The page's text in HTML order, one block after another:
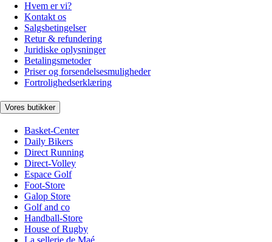
Hvem er vi?
Kontakt os
Salgsbetingelser
Retur & refundering
Juridiske oplysninger
Betalingsmetoder
Priser og forsendelsesmuligheder
Fortrolighedserklæring
Vores butikker
Basket-Center
Daily Bikers
Direct Running
Direct-Volley
Espace Golf
Foot-Store
Galop Store
Golf and co
Handball-Store
House of Rugby
La sellerie de Maé